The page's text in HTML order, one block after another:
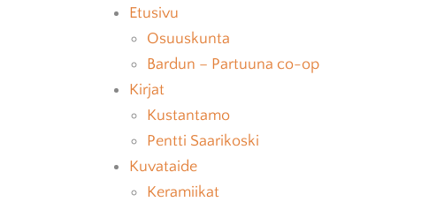
TOHTORIEN VASTAANOTTO
Etusivu
Osuuskunta
Bardun – Partuuna co-op
Kirjat
Kustantamo
Pentti Saarikoski
Kuvataide
Keramiikat